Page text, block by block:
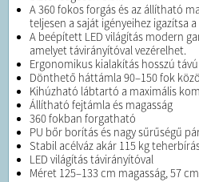
A 360 fokos forgás és az állítható
teljesen a saját igényeihez igazítsa
A beépített LED világítás modern
amelyet távirányítóval vezérelhet.
Ergonomikus kialakítás hosszú
Dönthető háttámla 90–150 fok
Kihúzható lábtartó a maximális
Állítható fejtámla és magasság
360 fokban forgatható
PU bőr borítás és nagy sűrűségű
Stabil acélváz akár 115 kg
LED világítás távirányítóval
Méret 125–133 cm magasság, 57